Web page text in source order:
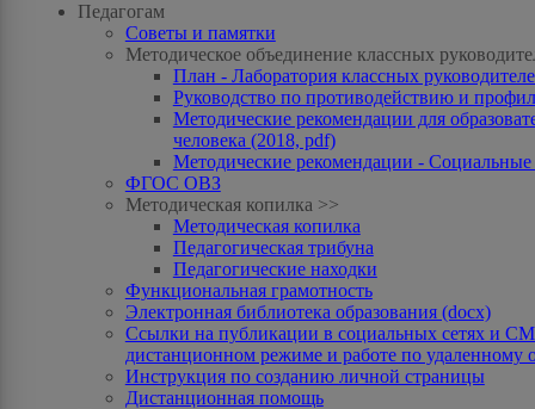
Педагогам
Советы и памятки
Методическое объединение классных
План - Лаборатория классных
Руководство по противодействию и
Методические рекомендации для
человека (2018, pdf)
Методические рекомендации -
ФГОС ОВЗ
Методическая копилка >>
Методическая копилка
Педагогическая трибуна
Педагогические находки
Функциональная грамотность
Электронная библиотека образования (docx)
Ссылки на публикации в социальных сетях и
дистанционном режиме и работе по удаленному
Инструкция по созданию личной страницы
Дистанционная помощь